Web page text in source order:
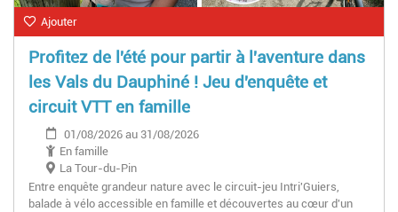
Ajouter
Profitez de l'été pour partir à l'aventure dans
les Vals du Dauphiné ! Jeu d'enquête et
circuit VTT en famille
01/08/2026 au 31/08/2026
En famille
La Tour-du-Pin
Entre enquête grandeur nature avec le circuit-jeu Intri'Guiers,
balade à vélo accessible en famille et découvertes au cœur d'un